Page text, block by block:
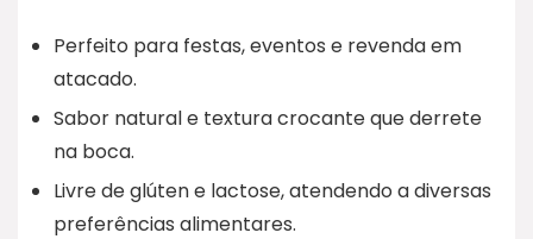
Perfeito para festas, eventos e revenda em
atacado.
Sabor natural e textura crocante que derrete
na boca.
Livre de glúten e lactose, atendendo a diversas
preferências alimentares.